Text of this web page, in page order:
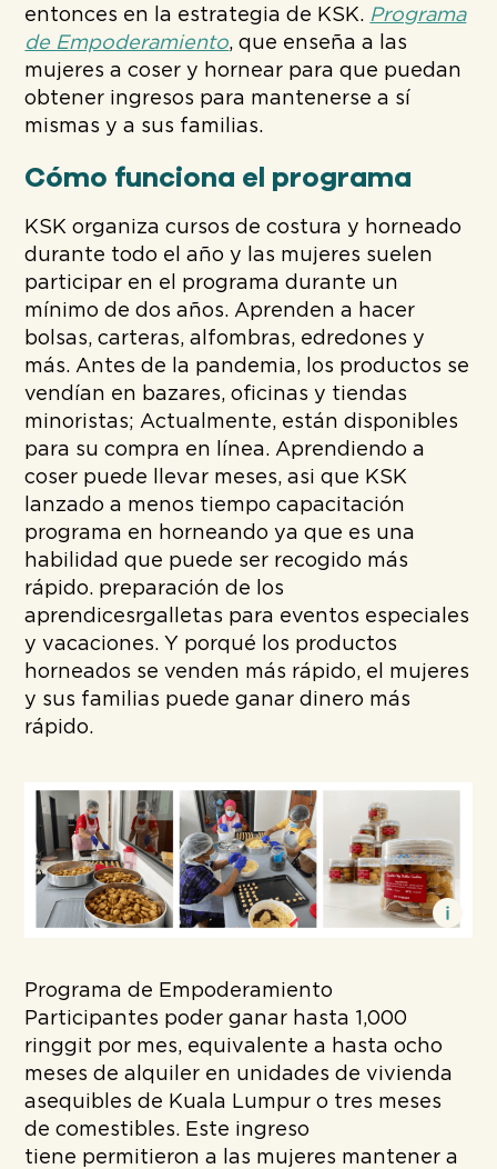
entonces en la estrategia de KSK. Programa
de Empoderamiento, que enseña a las
mujeres a coser y hornear para que puedan
obtener ingresos para mantenerse a sí
mismas y a sus familias.
Cómo funciona el programa
KSK organiza cursos de costura y horneado
durante todo el año y las mujeres suelen
participar en el programa durante un
mínimo de dos años. Aprenden a hacer
bolsas, carteras, alfombras, edredones y
más. Antes de la pandemia, los productos se
vendían en bazares, oficinas y tiendas
minoristas; Actualmente, están disponibles
para su compra en línea. Aprendiendo a
coser puede llevar meses, asi que KSK
lanzadoa menos tiempo capacitación
programa en horneando ya que es una
habilidad que puede ser recogido más
rápido. preparación de los
aprendicesrgalletas para eventos especiales
yvacaciones. Y porqué
los productos
horneados se venden más rápido, el mujeres
y sus familias puede ganar dinero más
rápido.
Programa de Empoderamiento
Participantes poderganar hasta 1 ,000
ringgit por mes, equivalente a hasta ocho
meses de alquiler en unidades de vivienda
asequibles de Kuala Lumpur o tres meses
de comestibles. Este ingreso
tiene permitieron a las mujeres mantener a